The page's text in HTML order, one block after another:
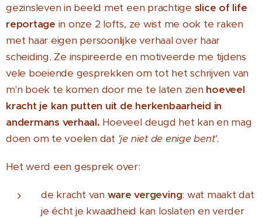
gezinsleven in beeld met een prachtige slice of life
reportage in onze 2 lofts, ze wist me ook te raken
met haar eigen persoonlijke verhaal over haar
scheiding. Ze inspireerde en motiveerde me tijdens
vele boeiende gesprekken om tot het schrijven van
m'n boek te komen door me te laten zien hoeveel
kracht je kan putten uit de herkenbaarheid in
andermans verhaal. Hoeveel deugd het kan en mag
doen om te voelen dat 'je niet de enige bent'.
Het werd een gesprek over:
de kracht van ware vergeving: wat maakt dat
je écht je kwaadheid kan loslaten en verder